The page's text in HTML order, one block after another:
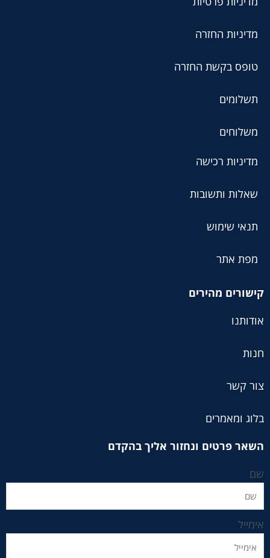
מדיניות החזרה
טופס בקשת החזרה
תשלומים
משלוחים
מדיניות רכישה
שאלות ותשובות
תנאי שימוש
מפת אתר
קישורים מהירים
אודותנו
חנות
צור קשר
בלוג ומאמרים
השאר פרטים ונחזור אליך בהקדם
שם
אימייל